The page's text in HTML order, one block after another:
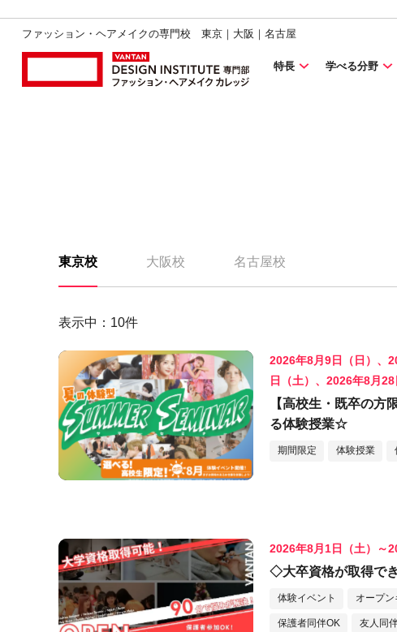
ファッション・ヘアメイクの専門校 東京｜大阪｜名古屋
特長 学べる分野
東京校 大阪校 名古屋校
表示中： 10件
2026年8月9日（日）、
日（土）、2026年8月28
【高校生・既卒の方
る体験授業☆
期間限定 体験授業
2026年8月1日（土）～
◇大卒資格が取得で
体験イベント オープ
保護者同伴OK 友人同